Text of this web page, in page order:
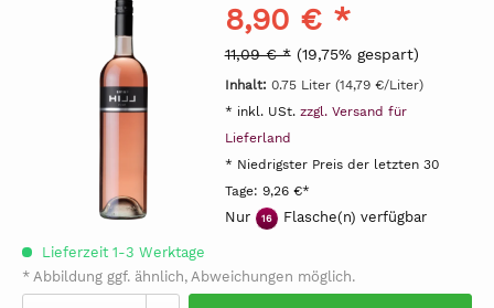
8,90 € *
11,09 € * (19,75% gespart)
Inhalt: 0.75 Liter (14,79 €/Liter)
* inkl. USt. zzgl. Versand für
Lieferland
* Niedrigster Preis der letzten 30
Tage: 9,26 €*
Nur 16 Flasche(n) verfügbar
Lieferzeit 1-3 Werktage
* Abbildung ggf. ähnlich, Abweichungen möglich.